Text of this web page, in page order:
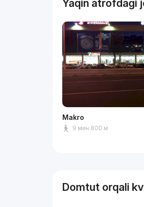
Yaqin atrofdagi
Makro
9 мин 800 м
Domtut orqali